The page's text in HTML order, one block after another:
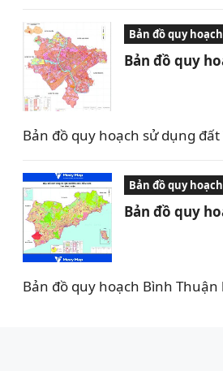
Bản đồ quy hoạch
Bản đồ quy
Bản đồ quy hoạch sử dụng
Bản đồ quy hoạch
Bản đồ quy
Bản đồ quy hoạch Bình